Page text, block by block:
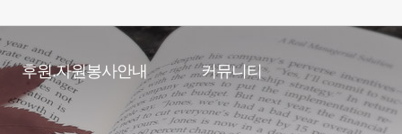
후원.자원봉사안내
후원안내
자원봉사안내
커뮤니티
공지사항
채용게시판